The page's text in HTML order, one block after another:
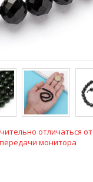
отличаться от
монитора